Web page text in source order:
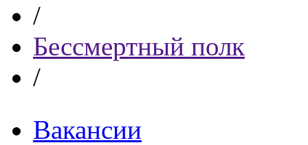
/
Бессмертный полк
/
Вакансии